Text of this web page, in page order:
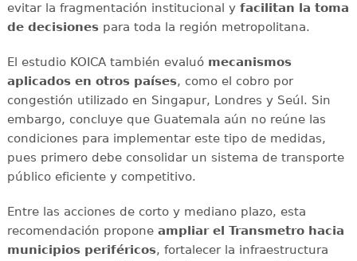
evitar la fragmentación institucional y facilitan la toma
de decisionespara toda la región metropolitana.
El estudio KOICA también evaluó mecanismos
aplicados en otros países, como el cobro por
congestión utilizado en Singapur, Londres y Seúl. Sin
embargo, concluye que Guatemala aún no reúne las
condiciones para implementar este tipo de medidas,
pues primero debe consolidar un sistema de transporte
público eficiente y competitivo.
Entre las acciones de corto y mediano plazo, esta
recomendación propone ampliar el Transmetro hacia
municipios periféricos, fortalecer la infraestructura